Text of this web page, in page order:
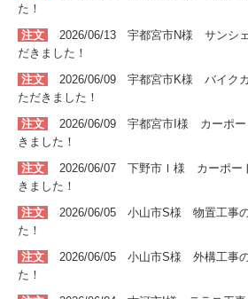
た！
注文
2026/06/13 宇都宮市N様 サンシ
だきました！
注文
2026/06/09 宇都宮市K様 バイク
ただきました！
注文
2026/06/09 宇都宮市I 様 カーポー
きました！
注文
2026/06/07 下野市Ｉ 様 カーポー
きました！
注文
2026/06/05 小山市S様 物置工事
た！
注文
2026/06/05 小山市S様 外構工事
た！